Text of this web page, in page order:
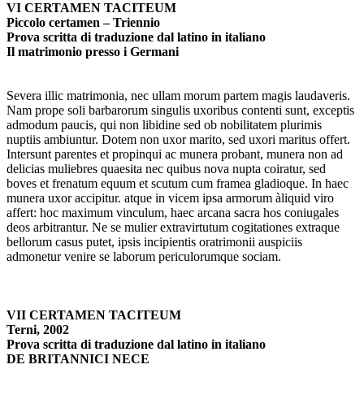
VI CERTAMEN TACITEUM
Piccolo certamen – Triennio
Prova scritta di traduzione dal latino in italiano
Il matrimonio presso i Germani
Severa illic matrimonia, nec ullam morum partem magis laudaveris.
Nam prope soli barbarorum singulis uxoribus contenti sunt, exceptis
admodum paucis, qui non libidine sed ob nobilitatem plurimis
nuptiis ambiuntur. Dotem non uxor marito, sed uxori maritus offert.
Intersunt parentes et propinqui ac munera probant, munera non ad
delicias muliebres quaesita nec quibus nova nupta coiratur, sed
boves et frenatum equum et scutum cum framea gladioque. In haec
munera uxor accipitur. atque in vicem ipsa armorum àliquid viro
affert: hoc maximum vinculum, haec arcana sacra hos coniugales
deos arbitrantur. Ne se mulier extravirtutum cogitationes extraque
bellorum casus putet, ipsis incipientis oratrimonii auspiciis
admonetur venire se laborum periculorumque sociam.
VII CERTAMEN TACITEUM
Terni, 2002
Prova scritta di traduzione dal latino in italiano
DE BRITANNICI NECE